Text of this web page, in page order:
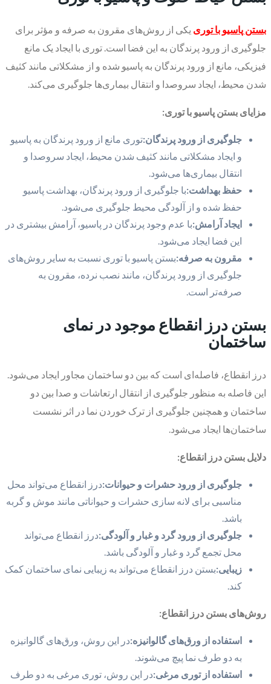
بستن پاسیو با توری یکی از روش‌های مقرون به صرفه و مؤثر برای
جلوگیری از ورود پرندگان به این فضا است. توری با ایجاد یک مانع
فیزیکی، مانع از ورود پرندگان به پاسیو شده و از مشکلاتی مانند کثیف
شدن محیط، ایجاد سروصدا و انتقال بیماری‌ها جلوگیری می‌کند.
مزایای بستن پاسیو با توری:
جلوگیری از ورود پرندگان:توری مانع از ورود پرندگان به پاسیو
و ایجاد مشکلاتی مانند کثیف شدن محیط، ایجاد سروصدا و
انتقال بیماری‌ها می‌شود.
حفظ بهداشت:با جلوگیری از ورود پرندگان، بهداشت پاسیو
حفظ شده و از آلودگی محیط جلوگیری می‌شود.
ایجاد آرامش:با عدم وجود پرندگان در پاسیو، آرامش بیشتری در
این فضا ایجاد می‌شود.
مقرون به صرفه:بستن پاسیو با توری نسبت به سایر روش‌های
جلوگیری از ورود پرندگان، مانند نصب نرده، مقرون به
صرفه‌تر است.
بستن درز انقطاع موجود در نمای
ساختمان
درز انقطاع، فاصله‌ای است که بین دو ساختمان مجاور ایجاد می‌شود.
این فاصله به منظور جلوگیری از انتقال ارتعاشات و صدا بین دو
ساختمان و همچنین جلوگیری از ترک خوردن نما در اثر نشست
ساختمان‌ها ایجاد می‌شود.
دلایل بستن درز انقطاع:
جلوگیری از ورود حشرات و حیوانات:درز انقطاع می‌تواند محل
مناسبی برای لانه سازی حشرات و حیواناتی مانند موش و گربه
باشد.
جلوگیری از ورود گرد و غبار و آلودگی:درز انقطاع می‌تواند
محل تجمع گرد و غبار و آلودگی باشد.
زیبایی:بستن درز انقطاع می‌تواند به زیبایی نمای ساختمان کمک
کند.
روش‌های بستن درز انقطاع:
استفاده از ورق‌های گالوانیزه:در این روش، ورق‌های گالوانیزه
به دو طرف نما پیچ می‌شوند.
استفاده از توری مرغی:در این روش، توری مرغی به دو طرف